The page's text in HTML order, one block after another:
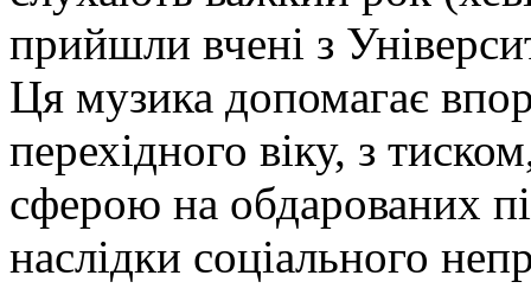
прийшли вчені з
Ця музика допомагає
перехідного віку, з
сферою на обдарованих
наслідки соціального